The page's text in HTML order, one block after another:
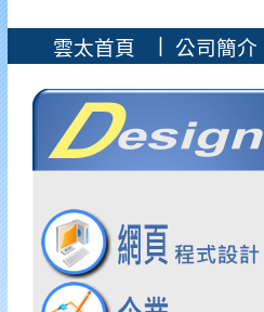
雲太首頁 公司簡介